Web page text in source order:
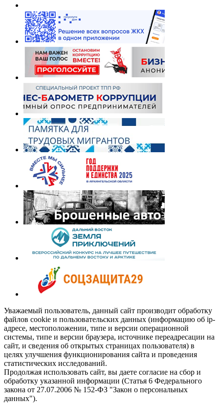
Уважаемый пользователь, данный сайт производит обработку
файлов cookie и пользовательских данных (информацию об ip-
адресе, местоположении, типе и версии операционной
системы, типе и версии браузера, источнике переадресации на
сайт, и сведения об открытых страницах пользователя) в
целях улучшения функционирования сайта и проведения
статистических исследований.
Продолжая использовать сайт, вы даете согласие на сбор и
обработку указанной информации (Статья 6 Федерального
закона от 27.07.2006 № 152-ФЗ "Закон о персональных
данных").